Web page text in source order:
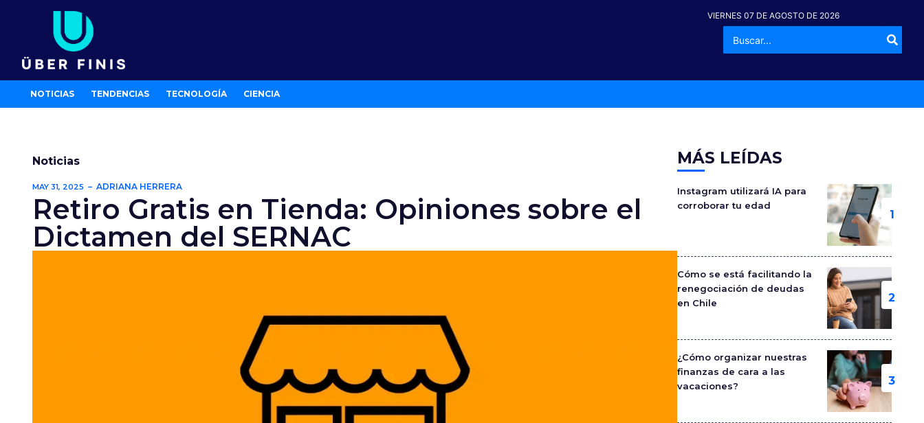
VIERNES 07 DE AGOSTO DE 2026
-º
por:
NOTICIAS TENDENCIAS TECNOLOGÍA CIENCIA
Noticias
MAY 31, 2025 ADRIANA HERRERA
Retiro Gratis en Tienda: Opiniones sobre el
Dictamen del SERNAC
MÁS LEÍDAS
Instagram utilizará IA para
corroborar tu edad
Cómo se está facilitando la
renegociación de deudas
en Chile
¿Cómo organizar nuestras
finanzas de cara a las
vacaciones?